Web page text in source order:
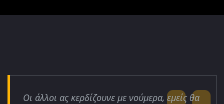
Οι άλλοι ας κερδίζουνε με νούμερα, εμείς θα